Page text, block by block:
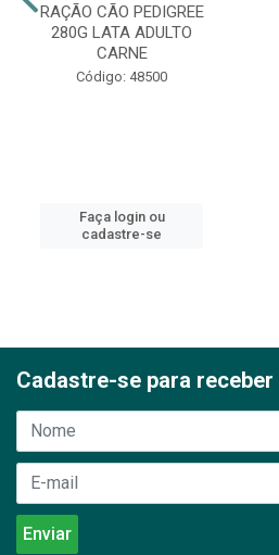
RAÇÃO CÃO PEDIGREE
280G LATA ADULTO
CARNE
Código: 48500
Faça login ou
cadastre-se
Cadastre-se para